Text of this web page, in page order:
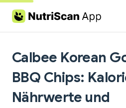
Skip to content
Calbee Korean
BBQ Chips:
Nährwerte und